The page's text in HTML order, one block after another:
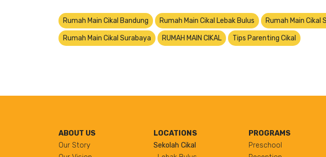
Rumah Main Cikal Bandung Rumah Main Cikal Lebak Bulus Rumah Main Cikal
Rumah Main Cikal Surabaya RUMAH MAIN CIKAL Tips Parenting Cikal
ABOUT US
Our Story
LOCATIONS
Sekolah Cikal
PROGRAMS
Preschool